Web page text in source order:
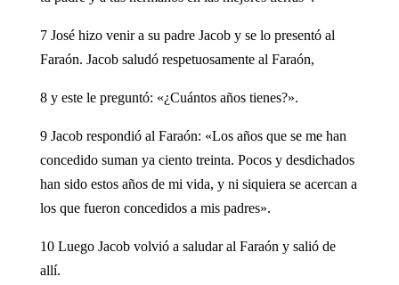
7 José hizo venir a su padre Jacob y se lo presentó al
Faraón. Jacob saludó respetuosamente al Faraón,
8 y este le preguntó: «¿Cuántos años tienes?».
9 Jacob respondió al Faraón: «Los años que se me han
concedido suman ya ciento treinta. Pocos y desdichados
han sido estos años de mi vida, y ni siquiera se acercan a
los que fueron concedidos a mis padres».
10 Luego Jacob volvió a saludar al Faraón y salió de
allí.